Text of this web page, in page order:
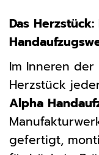
Das
Im Inneren
Herzstück
Alpha
gefertigt,